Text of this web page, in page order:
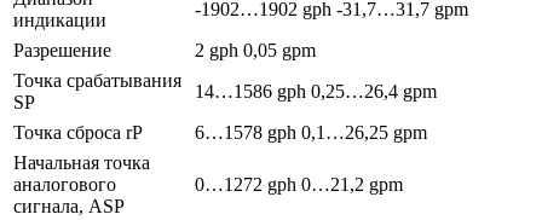
индикации
-1902…1902 gph -31,7…31,7 gpm
Разрешение
2 gph 0,05 gpm
Точка срабатывания
SP
14…1586 gph 0,25…26,4 gpm
Точка сброса rP
6…1578 gph 0,1…26,25 gpm
Начальная точка
аналогового
сигнала, ASP
0…1272 gph 0…21,2 gpm